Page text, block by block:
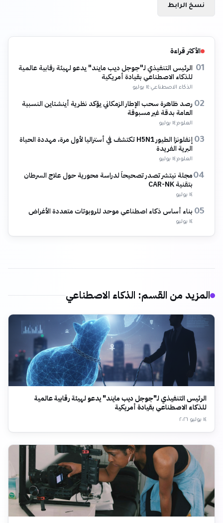
نسخ الرابط
الأكثر قراءة
01 الرئيس التنفيذي لـ"جوجل ديب مايند" يدعو لهيئة رقابية عالمية
للذكاء الاصطناعي بقيادة أمريكية
الذكاء الاصطناعي·١٤ يوليو
02 رصد ظاهرة سحب الإطار الزمكاني يؤكد نظرية أينشتاين النسبية
العامة بدقة غير مسبوقة
العلوم·١٤ يوليو
03
إنفلونزا الطيور H5N1 تكتشف في أستراليا لأول مرة، مهددة الحياة
البرية الفريدة
العلوم·١٤ يوليو
04مجلة نيتشر تصدر تصحيحاً لدراسة محورية حول علاج السرطان
بتقنية CAR-NK
١٤ يوليو
05 بناء أساس ذكاء اصطناعي موحد للروبوتات متعددة الأغراض
١٤ يوليو
المزيد من القسم: الذكاء الاصطناعي
الرئيس التنفيذي لـ"جوجل ديب مايند" يدعو لهيئة رقابية عالمية
للذكاء الاصطناعي بقيادة أمريكية
١٤ يوليو ٢٠٢٦